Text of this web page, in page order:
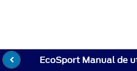
EcoSport Manual de